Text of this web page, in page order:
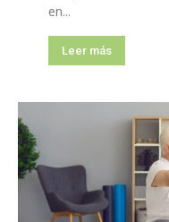
en...
Leer más